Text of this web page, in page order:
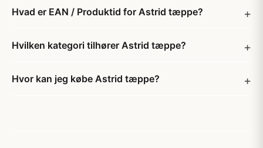
Hvad er EAN / Produktid for Astrid tæppe?
Hvilken kategori tilhører Astrid tæppe?
Hvor kan jeg købe Astrid tæppe?